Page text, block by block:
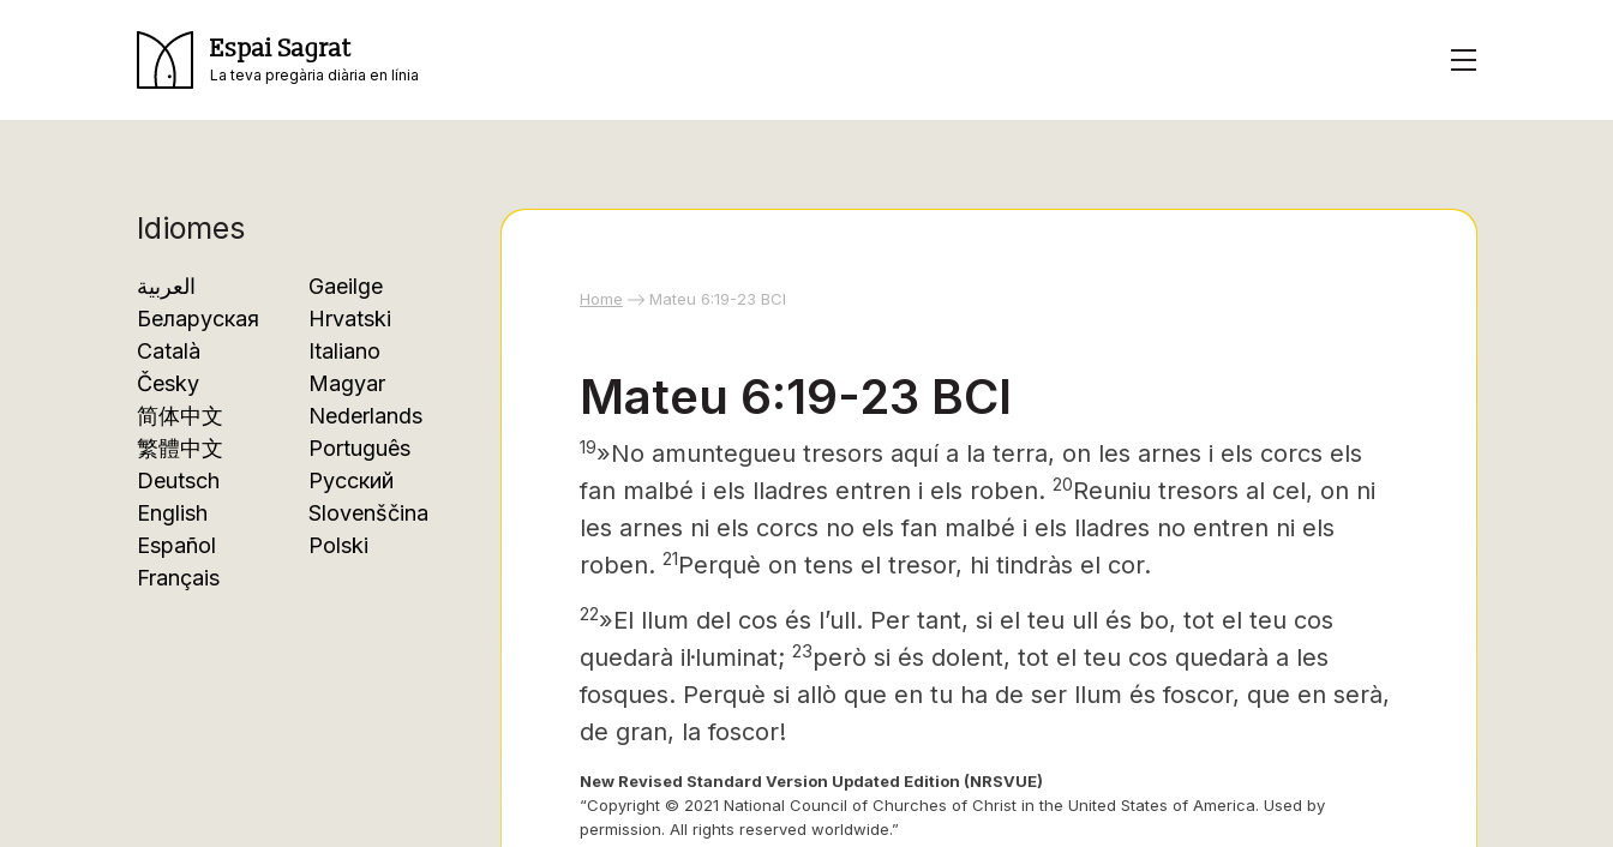
Espai Sagrat
La teva pregària diària en línia
Idiomes
العربية
Беларуская
Català
Česky
简体中文
繁體中文
Deutsch
English
Español
Français
Gaeilge
Hrvatski
Italiano
Magyar
Nederlands
Português
Русский
Slovenščina
Polski
Home Mateu 6:19-23 BCI
Mateu 6:19-23 BCI
19»No amuntegueu tresors aquí a la terra, on les arnes i els corcs els
fan malbé i els lladres entren i els roben. 20Reuniu tresors al cel, on ni
les arnes ni els corcs no els fan malbé i els lladres no entren ni els
roben. 21Perquè on tens el tresor, hi tindràs el cor.
22»El llum del cos és l’ull. Per tant, si el teu ull és bo, tot el teu cos
quedarà il·luminat; 23però si és dolent, tot el teu cos quedarà a les
fosques. Perquè si allò que en tu ha de ser llum és foscor, que en serà,
de gran, la foscor!
New Revised Standard Version Updated Edition (NRSVUE)
“Copyright © 2021 National Council of Churches of Christ in the United States of America. Used by
permission. All rights reserved worldwide.”